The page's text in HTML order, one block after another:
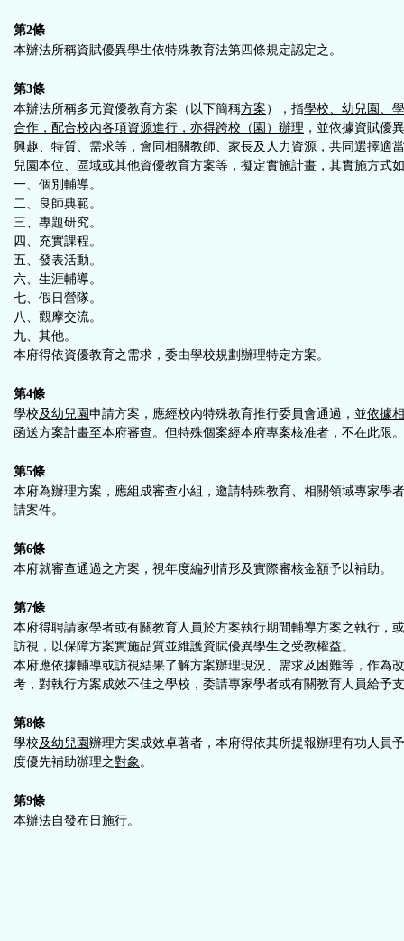
第2條
本辦法所稱資賦優異學生依特殊教育法第四條規定認定之。
第3條
本辦法所稱多元資優教育方案（以下簡稱方案），指學校、幼兒園、
合作，配合校內各項資源進行，亦得跨校（園）辦理 ，並依據資賦優
興趣、特質、需求等，會同相關教師、家長及人力資源，共同選擇適
兒園本位、區域或其他資優教育方案等，擬定實施計畫，其實施方式
一、個別輔導。
二、良師典範。
三、專題研究。
四、充實課程。
五、發表活動。
六、生涯輔導。
七、假日營隊。
八、觀摩交流。
九、其他。
本府得依資優教育之需求，委由學校規劃辦理特定方案。
第4條
學校及幼兒園申請方案，應經校內特殊教育推行委員會通過，並依據
函送方案計畫至本府審查。但特殊個案經本府專案核准者，不在此限。
第5條
本府為辦理方案，應組成審查小組，邀請特殊教育、相關領域專家學
請案件。
第6條
本府就審查通過之方案，視年度編列情形及實際審核金額予以補助。
第7條
本府得聘請家學者或有關教育人員於方案執行期間輔導方案之執行，
訪視，以保障方案實施品質並維護資賦優異學生之受教權益。
本府應依據輔導或訪視結果了解方案辦理現況、需求及困難等，作為
考，對執行方案成效不佳之學校，委請專家學者或有關教育人員給予
第8條
學校及幼兒園辦理方案成效卓著者，本府得依其所提報辦理有功人員
度優先補助辦理之對象。
第9條
本辦法自發布日施行。